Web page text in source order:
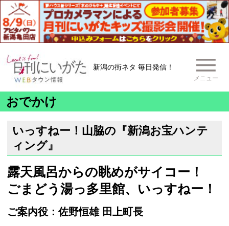
新潟の街ネタ 毎日発信！
メニュー
おでかけ
いっすねー！山脇の『新潟お宝ハンテ
ィング』
露天風呂からの眺めがサイコー！
ごまどう湯っ多里館、いっすねー！
ご案内役：佐野恒雄 田上町長